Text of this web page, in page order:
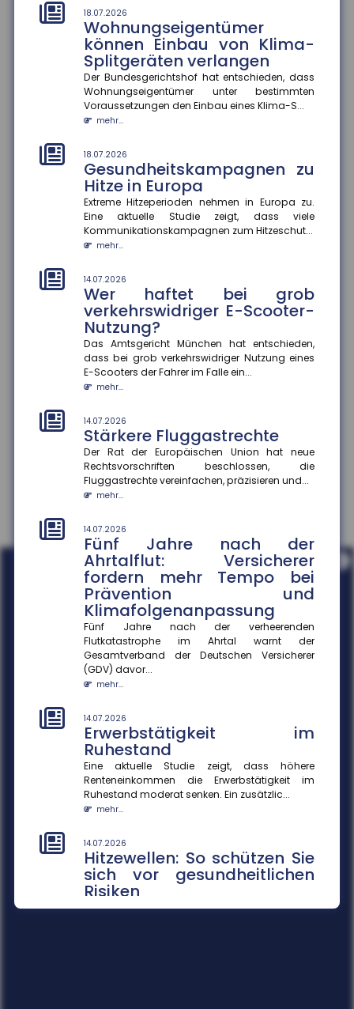
18.07.2026
Wohnungseigentümer
können Einbau von Klima-
Splitgeräten verlangen
Der Bundesgerichtshof hat entschieden, dass
Wohnungseigentümer unter bestimmten
Voraussetzungen den Einbau eines Klima-S...
mehr...
18.07.2026
Gesundheitskampagnen zu
Hitze in Europa
Extreme Hitzeperioden nehmen in Europa zu.
Eine aktuelle Studie zeigt, dass viele
Kommunikationskampagnen zum Hitzeschut...
mehr...
14.07.2026
Wer haftet bei grob
verkehrswidriger E-Scooter-
Nutzung?
Das Amtsgericht München hat entschieden,
dass bei grob verkehrswidriger Nutzung eines
E-Scooters der Fahrer im Falle ein...
mehr...
14.07.2026
Stärkere Fluggastrechte
Der Rat der Europäischen Union hat neue
Rechtsvorschriften beschlossen, die
Fluggastrechte vereinfachen, präzisieren und...
mehr...
14.07.2026
Fünf Jahre nach der
Ahrtalflut: Versicherer
fordern mehr Tempo bei
Prävention und
Klimafolgenanpassung
Fünf Jahre nach der verheerenden
Flutkatastrophe im Ahrtal warnt der
Gesamtverband der Deutschen Versicherer
(GDV) davor...
mehr...
14.07.2026
Erwerbstätigkeit im
Ruhestand
Eine aktuelle Studie zeigt, dass höhere
Renteneinkommen die Erwerbstätigkeit im
Ruhestand moderat senken. Ein zusätzlic...
mehr...
14.07.2026
Hitzewellen: So schützen Sie
sich vor gesundheitlichen
Risiken
Extreme Temperaturen belasten den Körper
Erwerbstätigkeit im Ruhestand
Eine aktuelle Studie zeigt, dass höhere
Renteneinkommen die Erwerbstätigkeit im Ruhestand
moderat senken. Ein zusätzlic...
mehr...
14.07.2026
Hitzewellen: So schützen Sie sich
Extreme Temperaturen belasten den Körper stark und
können im schlimmsten Fall tödlich enden. Das
Robert Koch-Institut sc...
mehr...
14.07.2026
Gefahrenkarten in Echtzeit
arbeitet die Universität Siegen an einem digitalen
Werkzeug, das Städte un...
mehr...
14.07.2026
Soziale Medien in den Ferien
Die Sommerferien bieten Jugendlichen die Chance,
abzuschalten und neue Energie zu tanken. Doch statt